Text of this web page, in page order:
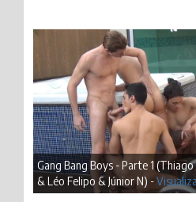
Gang Bang Boys - Parte 1
& Léo Felipo & Júnior N) -